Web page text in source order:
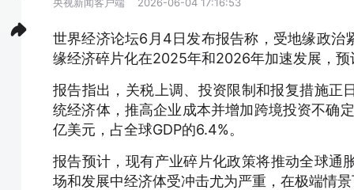
世界经济论坛6月4日发布报告称，受地缘政治
缘经济碎片化在2025年和2026年加速发展，
报告指出，关税上调、投资限制和报复措施正
统经济体，推高企业成本并增加跨境投资不确
亿美元，占全球GDP的6.4%。
报告预计，现有产业碎片化政策将推动全球
场和发展中经济体受冲击尤为严重，在极端情